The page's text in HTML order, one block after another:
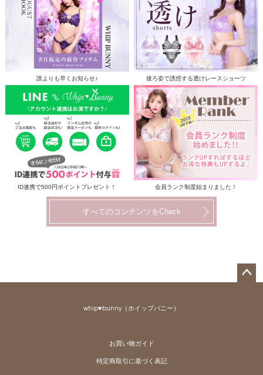
誰よりも早くお知らせ♪ 後ろ姿で誘惑する透けレースショーツ
ID連携で500円ポイントプレゼント！ 会員ランク制度始まりました！
すべてのコンテンツをCheck
whip♥bunny（ホイップバニー）
お買い物ガイド
特定商取引に基づく表記